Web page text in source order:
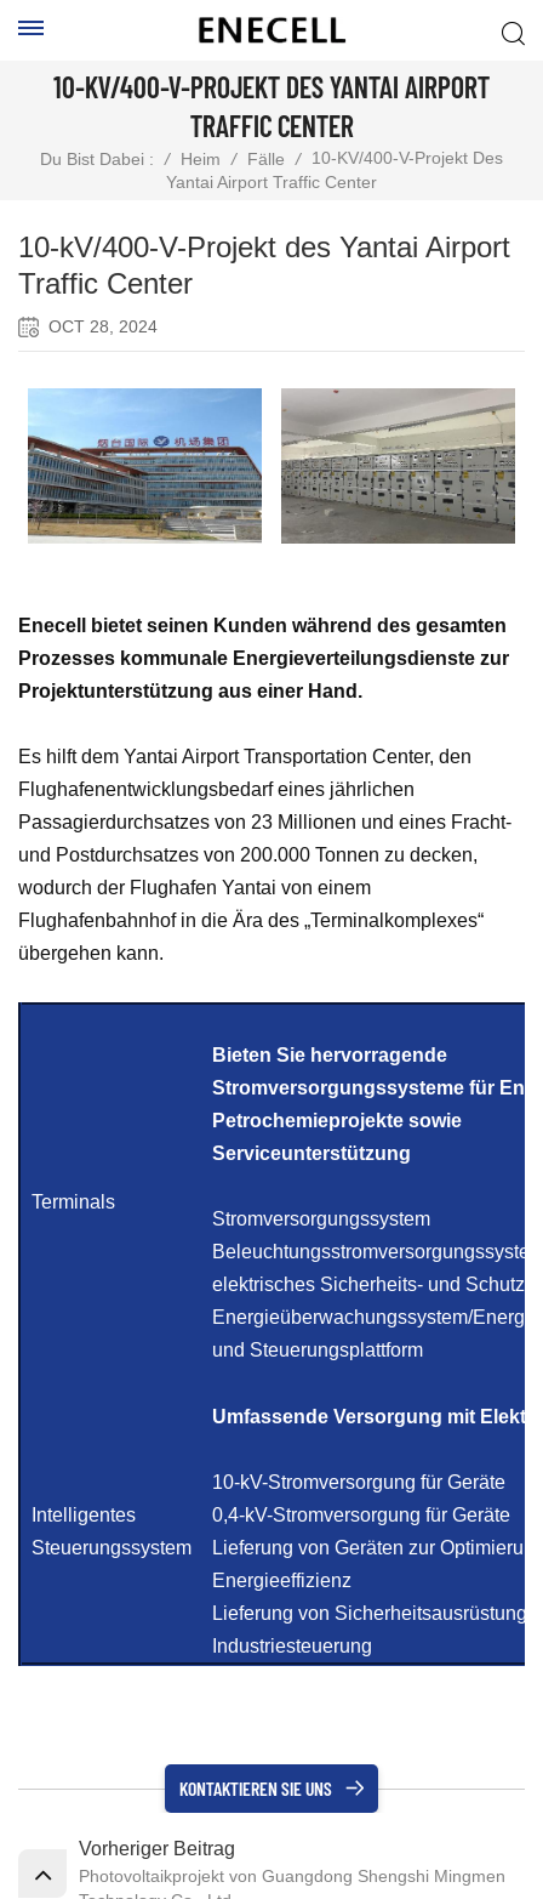
10-KV/400-V-PROJEKT DES YANTAI AIRPORT
TRAFFIC CENTER
Du Bist Dabei : / Heim / Fälle /
10-KV/400-V-Projekt Des
Yantai Airport Traffic Center
10-kV/400-V-Projekt des Yantai Airport
Traffic Center
OCT 28, 2024
Enecell bietet seinen Kunden während des gesamten
Prozesses kommunale Energieverteilungsdienste zur
Projektunterstützung aus einer Hand.
Es hilft dem Yantai Airport Transportation Center, den
Flughafenentwicklungsbedarf eines jährlichen
Passagierdurchsatzes von 23 Millionen und eines Fracht-
und Postdurchsatzes von 200.000 Tonnen zu decken,
wodurch der Flughafen Yantai von einem
Flughafenbahnhof in die Ära des „Terminalkomplexes“
übergehen kann.
Terminals
Bieten Sie hervorragende
Stromversorgungssysteme für
Petrochemieprojekte sowie
Serviceunterstützung
Stromversorgungssystem
elektrisches Sicherheits- und
Energieüberwachungssystem/
und Steuerungsplattform
Intelligentes
Steuerungssystem
Umfassende Versorgung mit
10-kV-Stromversorgung für Geräte
0,4-kV-Stromversorgung für Geräte
Lieferung von Geräten zur
Energieeffizienz
Lieferung von Sicherheitsausrüstung
Industriesteuerung
KONTAKTIEREN SIE UNS
Vorheriger Beitrag
Photovoltaikprojekt von Guangdong Shengshi Mingmen